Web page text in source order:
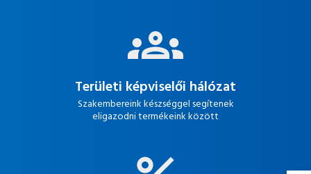
Területi képviselői hálózat
Szakembereink készséggel segítenek
eligazodni termékeink között